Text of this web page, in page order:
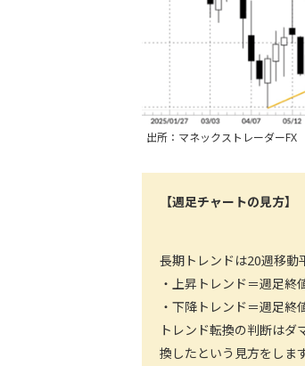
出所：マネックストレーダーFX
【週足チャートの見方】
長期トレンドは20週移動
・上昇トレンド＝週足終
・下降トレンド＝週足終
トレンド転換の判断は
換したという見方をします